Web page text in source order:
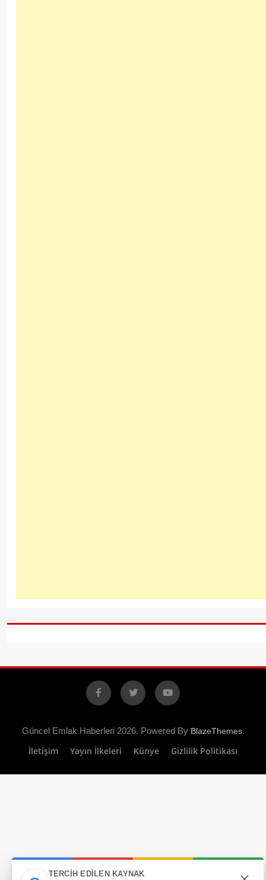
Facebook
X YouTube
Güncel Emlak Haberleri 2026. Powered By BlazeThemes.
İletişim Yayın İlkeleri Künye Gizlilik Politikası
TERCIH EDILEN KAYNAK